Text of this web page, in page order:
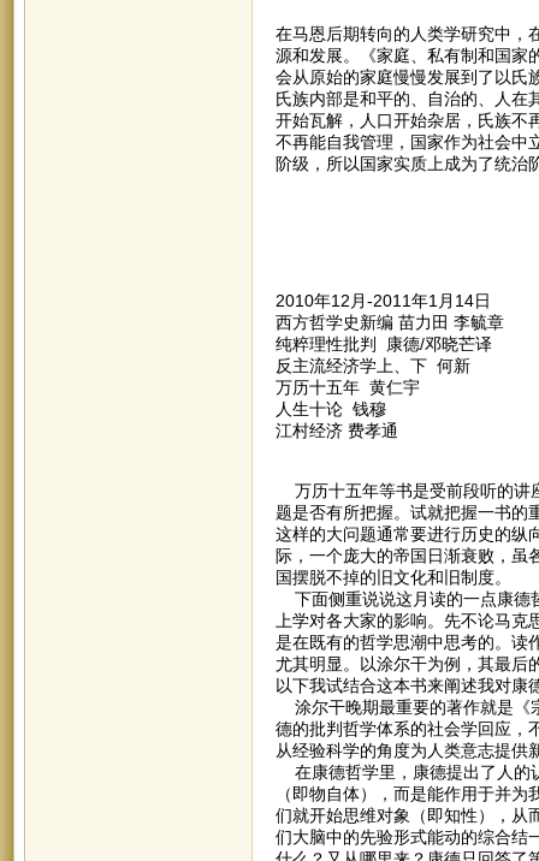
在马恩后期转向的人类学研究中，
源和发展。《家庭、私有制和国家
会从原始的家庭慢慢发展到了以氏
氏族内部是和平的、自治的、人在
开始瓦解，人口开始杂居，氏族不
不再能自我管理，国家作为社会中
阶级，所以国家实质上成为了统治
2010年12月-2011年1月14日
西方哲学史新编 苗力田 李毓章
纯粹理性批判 康德/邓晓芒译
反主流经济学上、下 何新
万历十五年 黄仁宇
人生十论 钱穆
江村经济 费孝通
万历十五年等书是受前段听的讲
题是否有所把握。试就把握一书的
这样的大问题通常要进行历史的纵
际，一个庞大的帝国日渐衰败，虽
国摆脱不掉的旧文化和旧制度。
下面侧重说说这月读的一点康德
上学对各大家的影响。先不论马
是在既有的哲学思潮中思考的。读
尤其明显。以涂尔干为例，其最后
以下我试结合这本书来阐述我对康
涂尔干晚期最重要的著作就是《
德的批判哲学体系的社会学回应，
从经验科学的角度为人类意志提供
在康德哲学里，康德提出了人的
（即物自体），而是能作用于并
们就开始思维对象（即知性），从
们大脑中的先验形式能动的综合结